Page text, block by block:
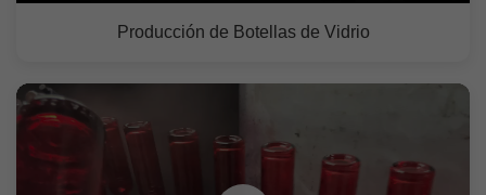
Producción de Botellas de Vidrio